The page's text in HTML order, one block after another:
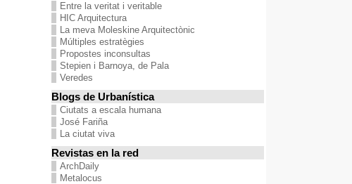
Entre la veritat i veritable
HIC Arquitectura
La meva Moleskine Arquitectònic
Múltiples estratègies
Propostes inconsultas
Stepien i Barnoya, de Pala
Veredes
Blogs de Urbanística
Ciutats a escala humana
José Fariña
La ciutat viva
Revistas en la red
ArchDaily
Metalocus